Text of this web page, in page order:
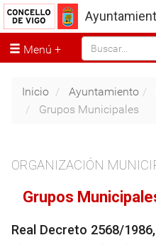
Menú
Inicio Ayuntamiento
Grupos Municipales
ORGANIZACIÓN
Grupos
Real Decreto 2568/